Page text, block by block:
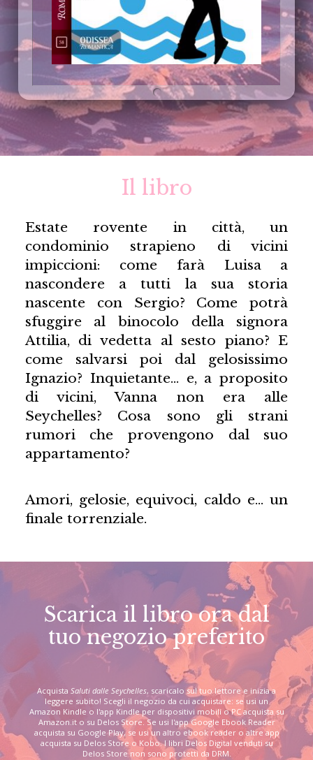
Il libro
Estate rovente in città, un
condominio strapieno di vicini
impiccioni: come farà Luisa a
nascondere a tutti la sua storia
nascente con Sergio? Come potrà
sfuggire al binocolo della signora
Attilia, di vedetta al sesto piano? E
come salvarsi poi dal gelosissimo
Ignazio? Inquietante… e, a proposito
di vicini, Vanna non era alle
Seychelles? Cosa sono gli strani
rumori che provengono dal suo
appartamento?
Amori, gelosie, equivoci, caldo e… un
finale torrenziale.
Scarica il libro ora dal
tuo negozio preferito
Acquista Saluti dalle Seychelles, scaricalo sul tuo lettore e inizia a
leggere subito! Scegli il negozio da cui acquistare: se usi un
Amazon Kindle o l'app Kindle per dispositivi mobili o PC acquista su
Amazon.it o su Delos Store. Se usi l'app Google Ebook Reader
acquista su Google Play, se usi un altro ebook reader o altre app
acquista su Delos Store o Kobo. I libri Delos Digital venduti su
Delos Store non sono protetti da DRM.